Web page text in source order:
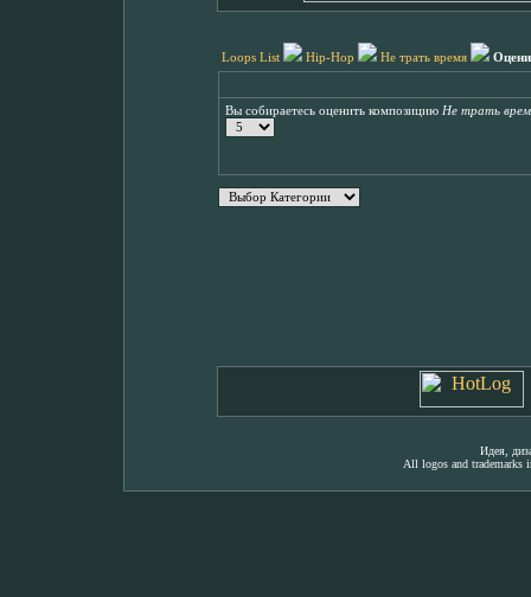
Loops List Hip-Hop Не трать время
Вы собираетесь оценить композицию Не трать
Идея,
All logos and trademarks